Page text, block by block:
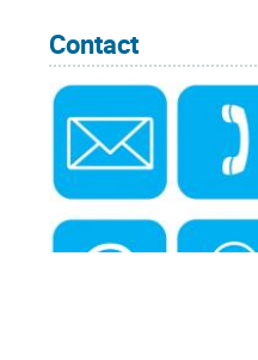
Contact